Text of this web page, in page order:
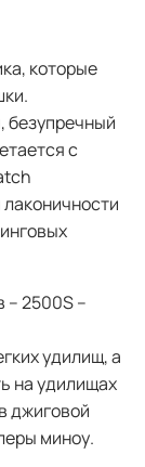
которые
безупречный
с
лаконичности
– 2500S –
удилищ, а
на удилищах
джиговой
миноу.